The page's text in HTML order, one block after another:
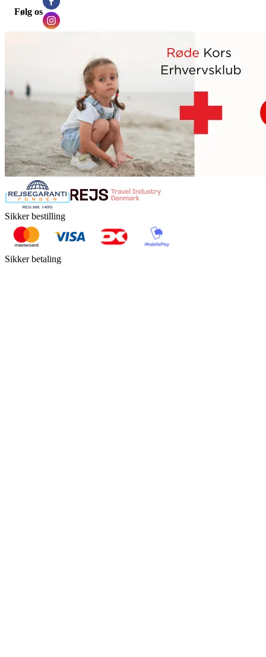
Følg os
Sikker bestilling
Sikker betaling